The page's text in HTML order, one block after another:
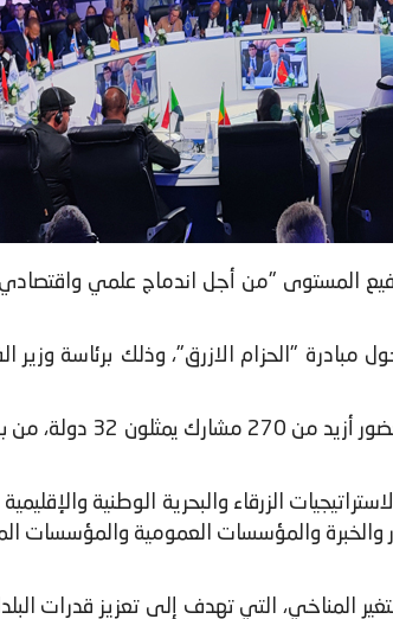
النسخة الثانية للمؤتمر رفيع المستوى "من أجل اندماج
مبادرة "الحزام الازرق"، وذلك برئاسة وزير
الزرقاء والبحرية الوطنية
والمؤسسات العمومية والمؤسسات
22 من مؤتمر الأمم المتحدة للتغير المناخي، التي تهدف إلى